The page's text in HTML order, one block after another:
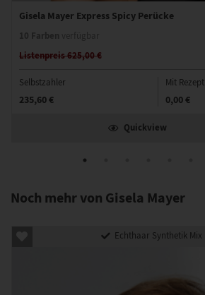
Gisela Mayer Express Spicy Perücke
Listenpreis 625,00 €
Selbstzahler
235,60 €
Mit Rezept
0,00 €
Quickview
Noch mehr von Gisela Mayer
Echthaar Synthetik Mix